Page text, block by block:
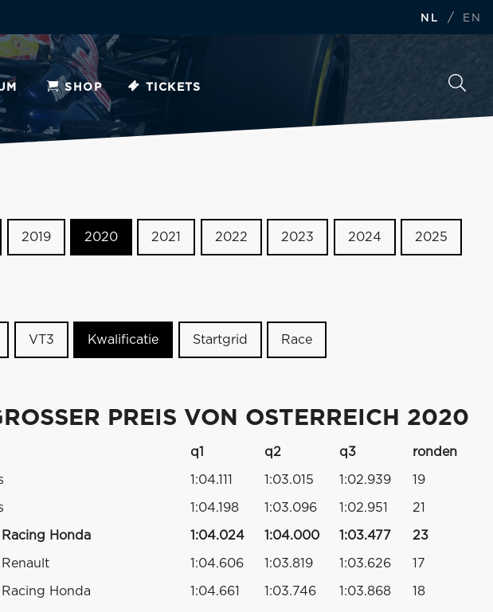
NL / EN
SHOP TICKETS
2019 2020 2021 2022 2023 2024 2025
VT3 Kwalificatie Startgrid Race
PREIS VON OSTERREICH 2020
q1 q2 q3 ronden
1:04.111 1:03.015 1:02.939 19
1:04.198 1:03.096 1:02.951 21
Honda 1:04.024 1:04.000 1:03.477 23
1:04.606 1:03.819 1:03.626 17
Honda 1:04.661 1:03.746 1:03.868 18